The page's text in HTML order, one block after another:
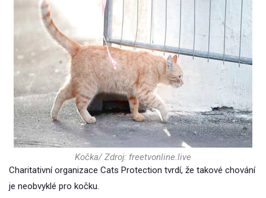
Kočka/ Zdroj: freetvonline.live
Charitativní organizace Cats Protection tvrdí, že takové chování
je neobvyklé pro kočku.